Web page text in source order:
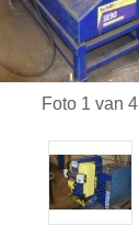
Foto 1 van 4